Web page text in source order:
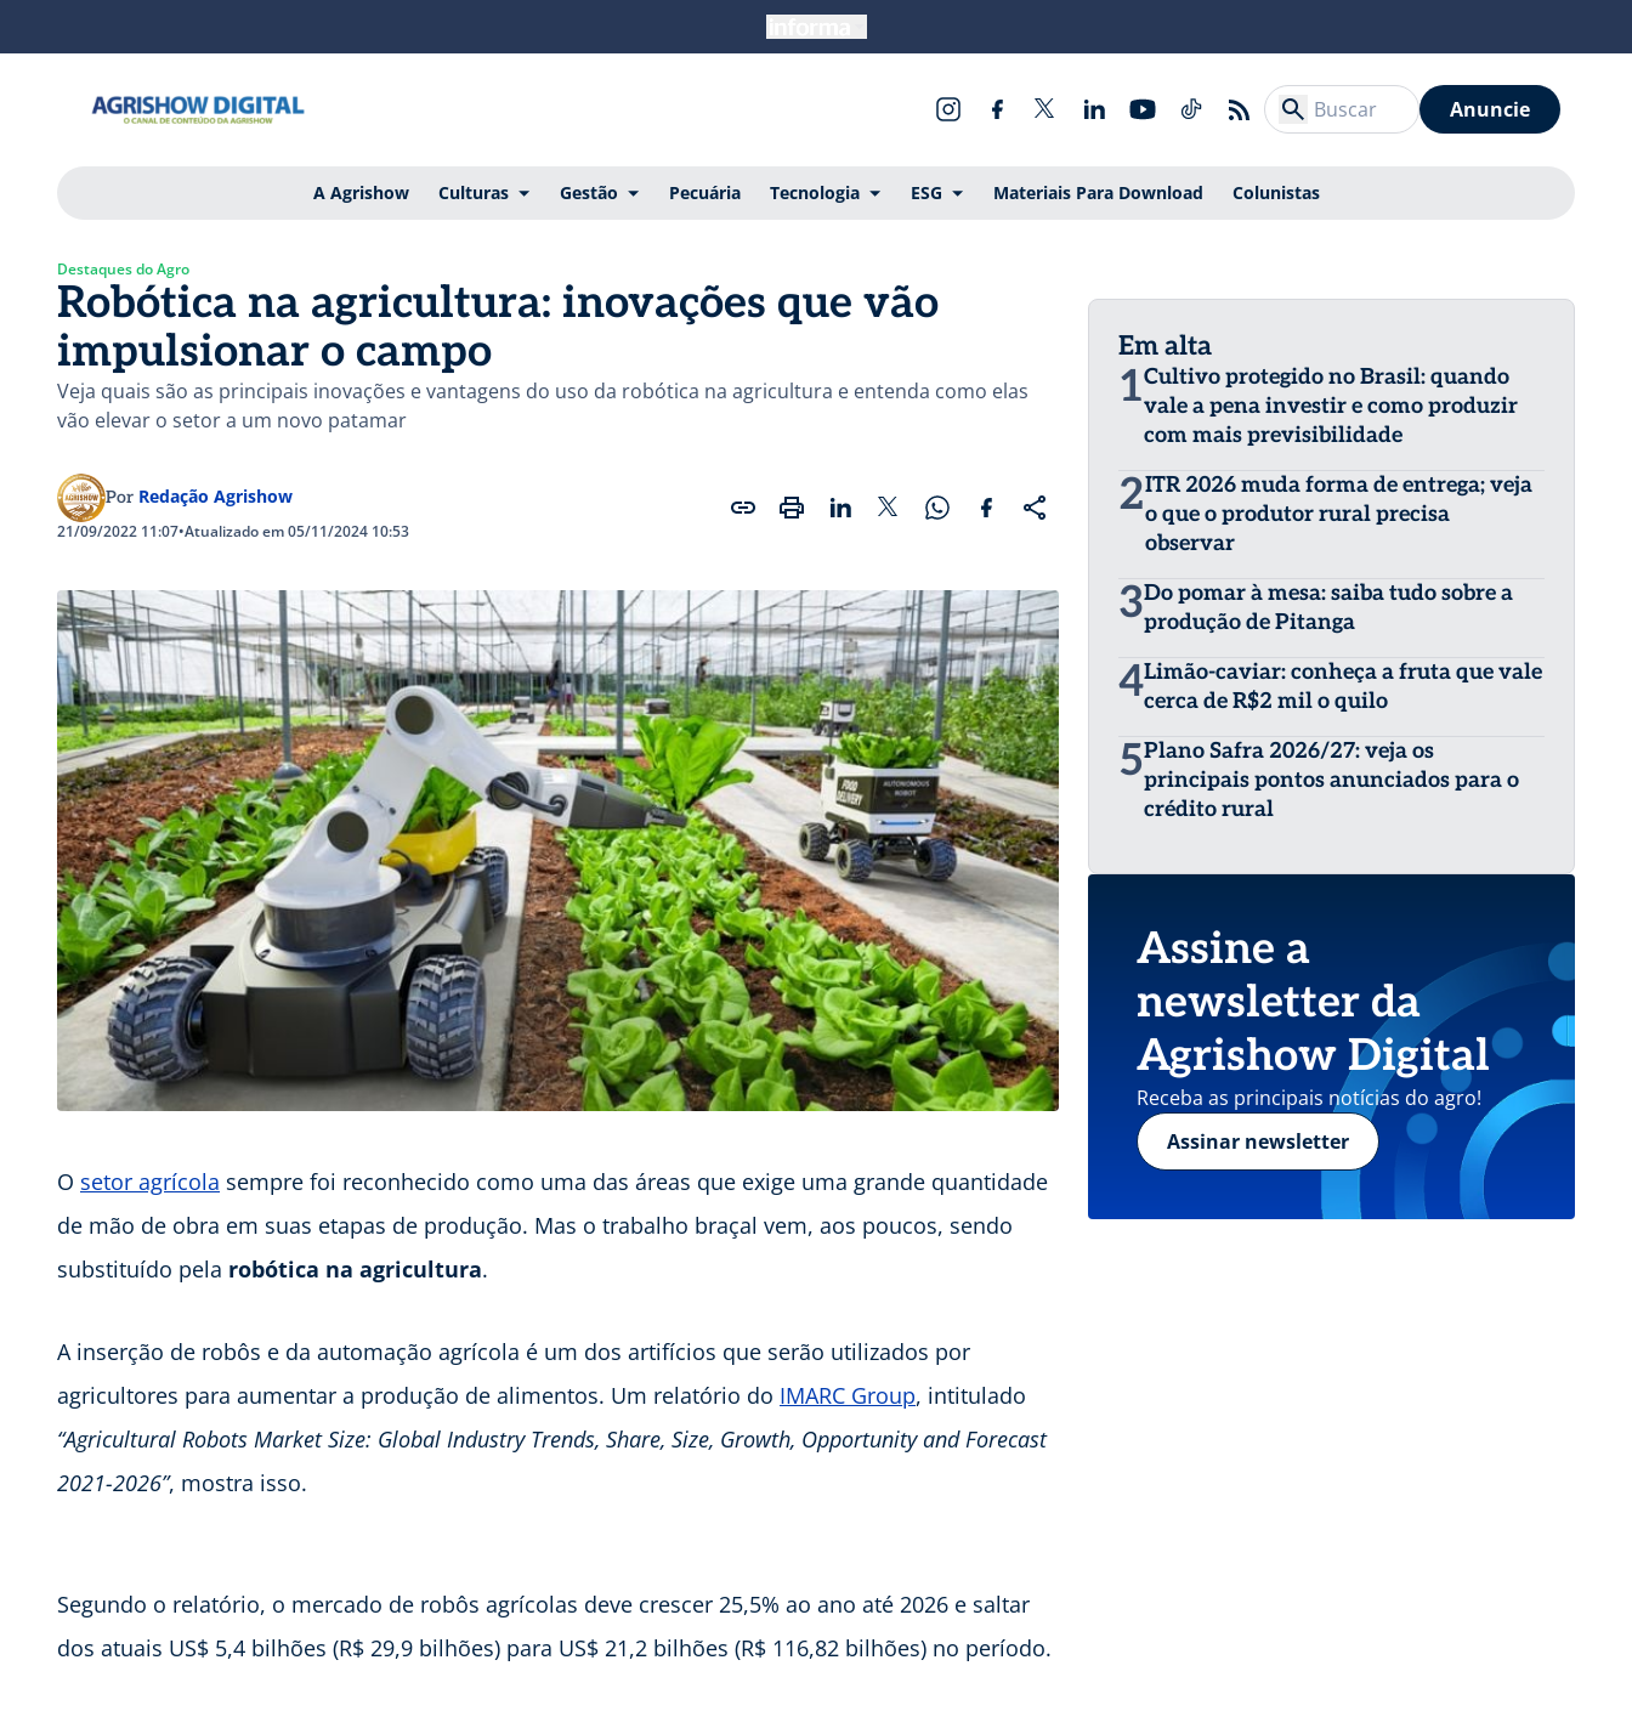
Anuncie
A Agrishow Culturas Gestão Pecuária Tecnologia ESG Materiais Para Download Colunistas
Destaques do Agro
Robótica na agricultura: inovações que vão
impulsionar o campo
Veja quais são as principais inovações e vantagens do uso da robótica na agricultura e entenda como elas
vão elevar o setor a um novo patamar
Por Redação Agrishow
21/09/2022 11:07•Atualizado em 05/11/2024 10:53
O setor agrícola sempre foi reconhecido como uma das áreas que exige uma grande quantidade
de mão de obra em suas etapas de produção. Mas o trabalho braçal vem, aos poucos, sendo
substituído pela robótica na agricultura.
A inserção de robôs e da automação agrícola é um dos artifícios que serão utilizados por
agricultores para aumentar a produção de alimentos. Um relatório do IMARC Group, intitulado
“Agricultural Robots Market Size: Global Industry Trends, Share, Size, Growth, Opportunity and Forecast
2021-2026”, mostra isso.
Segundo o relatório, o mercado de robôs agrícolas deve crescer 25,5% ao ano até 2026 e saltar
dos atuais US$ 5,4 bilhões (R$ 29,9 bilhões) para US$ 21,2 bilhões (R$ 116,82 bilhões) no período.
Em alta
1Cultivo protegido no Brasil: quando
vale a pena investir e como produzir
com mais previsibilidade
2ITR 2026 muda forma de entrega; veja
o que o produtor rural precisa
observar
3Do pomar à mesa: saiba tudo sobre a
produção de Pitanga
4Limão-caviar: conheça a fruta que vale
cerca de R$2 mil o quilo
5Plano Safra 2026/27: veja os
principais pontos anunciados para o
crédito rural
Assine a
newsletter da
Agrishow Digital
Receba as principais notícias do agro!
Assinar newsletter